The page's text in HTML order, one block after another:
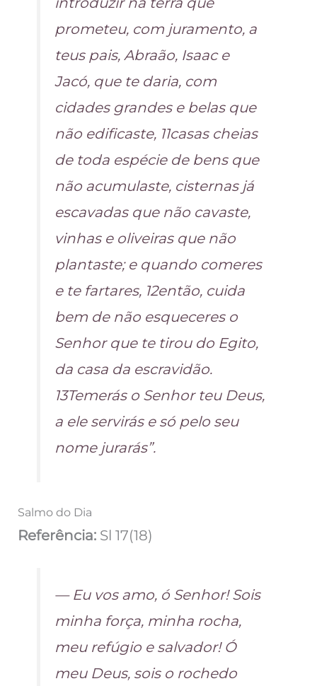
prometeu, com juramento, a
teus pais, Abraão, Isaac e
Jacó, que te daria, com
cidades grandes e belas que
não edificaste, 11casas cheias
de toda espécie de bens que
não acumulaste, cisternas já
escavadas que não cavaste,
vinhas e oliveiras que não
plantaste; e quando comeres
e te fartares, 12então, cuida
bem de não esqueceres o
Senhor que te tirou do Egito,
da casa da escravidão.
13Temerás o Senhor teu Deus,
a ele servirás e só pelo seu
nome jurarás”.
Salmo do Dia
Referência: Sl 17(18)
— Eu vos amo, ó Senhor! Sois
minha força, minha rocha,
meu refúgio e salvador! Ó
meu Deus, sois o rochedo